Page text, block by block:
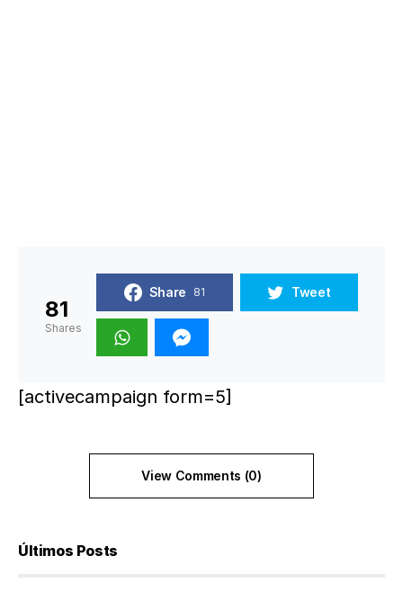
81
Shares
Share 81 Tweet
[activecampaign form=5]
View Comments (0)
Últimos Posts